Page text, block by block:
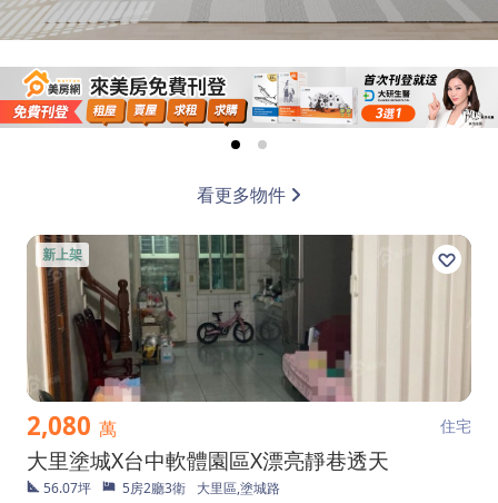
看更多物件
新上架
2,080 萬 住宅
大里塗城X台中軟體園區X漂亮靜巷透天
56.07坪 5房2廳3衛
大里區,塗城路